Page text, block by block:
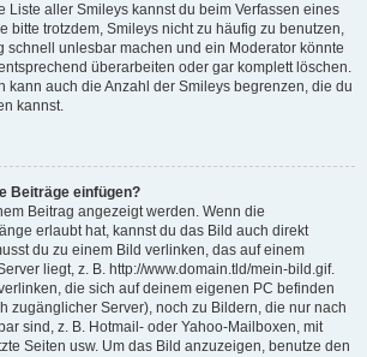
Liste aller Smileys kannst du beim Verfassen eines
bitte trotzdem, Smileys nicht zu häufig zu benutzen,
schnell unlesbar machen und ein Moderator könnte
überarbeiten oder gar komplett löschen.
kann auch die Anzahl der Smileys begrenzen, die du
kannst.
Beiträge einfügen?
Beitrag angezeigt werden. Wenn die
erlaubt hat, kannst du das Bild auch direkt
du zu einem Bild verlinken, das auf einem
liegt, z. B. http://www.domain.tld/mein-bild.gif.
die sich auf deinem eigenen PC befinden
zugänglicher Server), noch zu Bildern, die nur nach
sind, z. B. Hotmail- oder Yahoo-Mailboxen, mit
Seiten usw. Um das Bild anzuzeigen, benutze den